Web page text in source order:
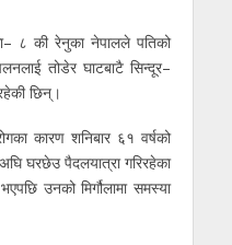
८ की रेनुका नेपालले पतिको
तोडेर घाटबाटै सिन्दूर–
छिन्।
कारण शनिबार ६१ वर्षको
घरछेउ पैदलयात्रा गरिरहेका
उनको मिर्गौलामा समस्या